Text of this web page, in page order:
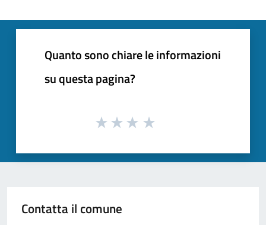
Quanto sono chiare le informazioni
su questa pagina?
Contatta il comune